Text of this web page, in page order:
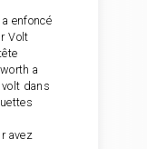
enfoncé
Volt
a
dans
avez